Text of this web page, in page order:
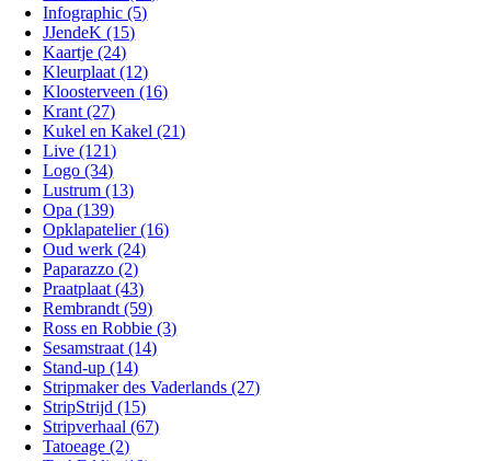
Infographic (5)
JJendeK (15)
Kaartje (24)
Kleurplaat (12)
Kloosterveen (16)
Krant (27)
Kukel en Kakel (21)
Live (121)
Logo (34)
Lustrum (13)
Opa (139)
Opklapatelier (16)
Oud werk (24)
Paparazzo (2)
Praatplaat (43)
Rembrandt (59)
Ross en Robbie (3)
Sesamstraat (14)
Stand-up (14)
Stripmaker des Vaderlands (27)
StripStrijd (15)
Stripverhaal (67)
Tatoeage (2)